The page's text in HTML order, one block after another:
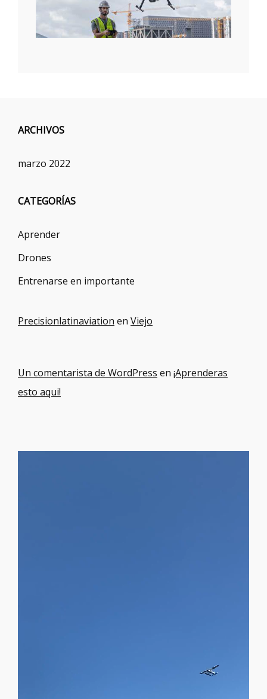
ARCHIVOS
marzo 2022
CATEGORÍAS
Aprender
Drones
Entrenarse en importante
Precisionlatinaviation en Viejo
Un comentarista de WordPress en ¡Aprenderas
esto aqui!